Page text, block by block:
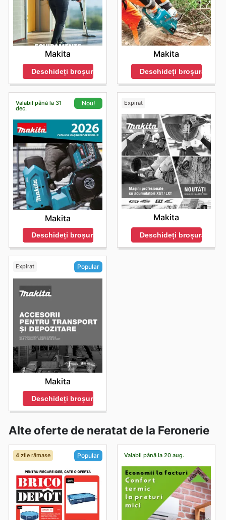
Makita
Deschideți broșura
Makita
Deschideți broșura
Valabil până la 31
dec.
Nou!
Makita
Deschideți broșura
Expirat
Makita
Deschideți broșura
Expirat Popular
Makita
Deschideți broșura
Alte oferte de neratat de la Feronerie
4 zile rămase Popular Valabil până la 20 aug.